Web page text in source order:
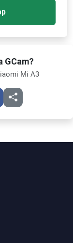
GCam?
Mi A3